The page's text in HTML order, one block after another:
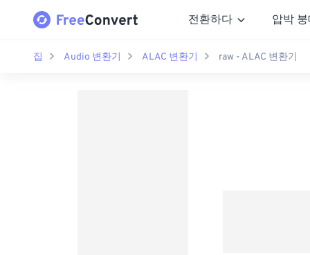
전환하다 압박
집 Audio 변환기 ALAC 변환기 raw - ALAC 변환기